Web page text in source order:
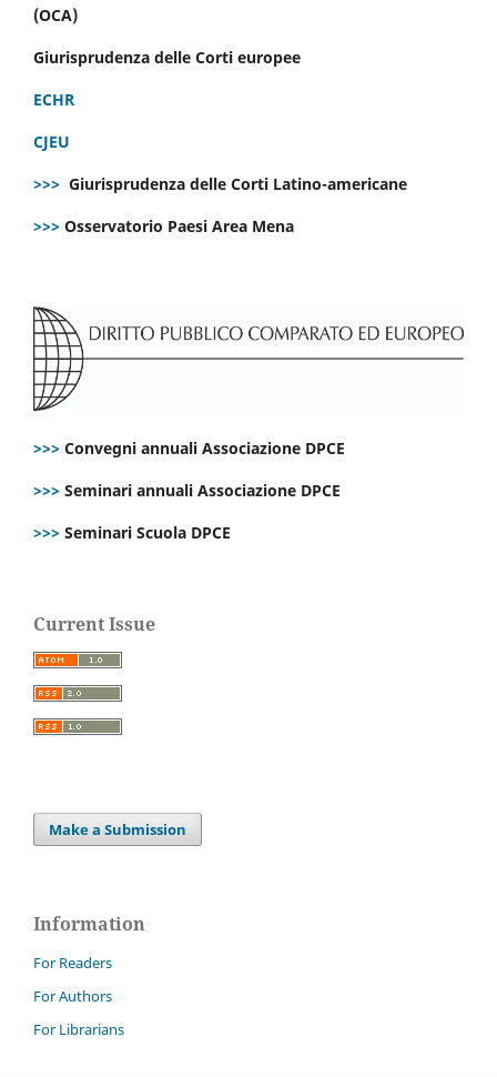
(OCA)
Giurisprudenza delle Corti europee
ECHR
CJEU
>>> Giurisprudenza delle Corti Latino-americane
>>> Osservatorio Paesi Area Mena
>>> Convegni annuali Associazione DPCE
>>> Seminari annuali Associazione DPCE
>>> Seminari Scuola DPCE
Current Issue
Make a Submission
Information
For Readers
For Authors
For Librarians